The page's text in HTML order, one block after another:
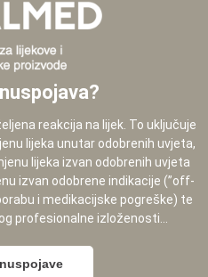
reakcija na lijek. To uključuje
lijeka unutar odobrenih uvjeta,
lijeka izvan odobrenih uvjeta
izvan odobrene indikacije (”off-
i medikacijske pogreške) te
profesionalne izloženosti...